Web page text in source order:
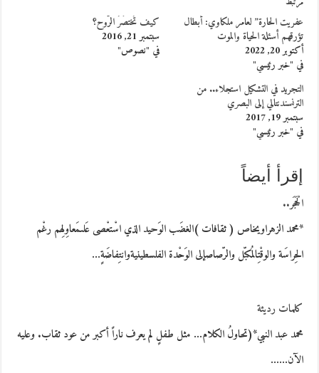
عفريت الحارة” لعامر ملكاوي: أبطال
تؤرقهم أسئلة الحياة والموت
أكتوبر 20, 2022
في "خبر رئيسي"
كيف تُختصَرُ الرّوح؟
سبتمبر 21, 2016
في "نصوص"
التجريد في التشكيل استجلاء.. من
الترنسندنتالي إلى البصري
سبتمبر 19, 2017
في "خبر رئيسي"
إقرأ أيضاً
الْحَجَر..
*محمد الزهراويخاص ( ثقافات )الغضَب الوَحيد الذي اسْتعْصى عَلىمَعاوِلِهم رغْم
الحِراسَة والوقْتِالمُكبّل والرّصاصإلى الوَحْدة الفلسطينيةوانتِفاضَةٍ…
كلمات رديئة
محمد عبد النبي*(تحاولُ الكلام… مثل طفلٍ لم يعرف ناراً أكبر من عود ثقاب. وعليه
الآن……